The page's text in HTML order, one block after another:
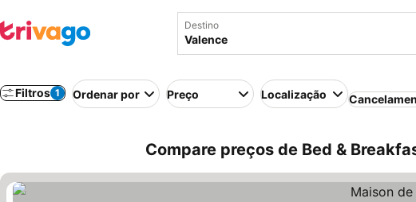
Destino
Filtros 1 Ordenar por Preço Localização
Compare preços de Bed &